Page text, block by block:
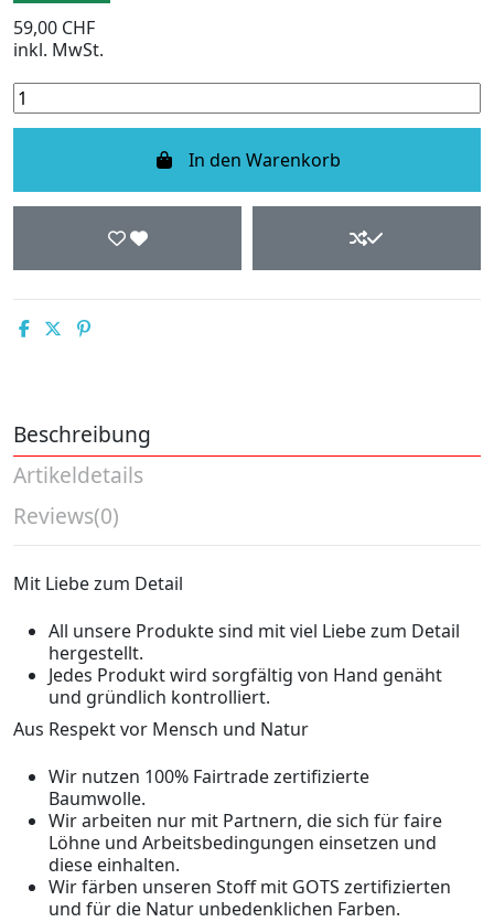
59,00 CHF
inkl. MwSt.
In den Warenkorb
Beschreibung
Artikeldetails
Reviews(0)
Mit Liebe zum Detail
All unsere Produkte sind mit viel Liebe zum Detail
hergestellt.
Jedes Produkt wird sorgfältig von Hand genäht
und gründlich kontrolliert.
Aus Respekt vor Mensch und Natur
Wir nutzen 100% Fairtrade zertifizierte
Baumwolle.
Wir arbeiten nur mit Partnern, die sich für faire
Löhne und Arbeitsbedingungen einsetzen und
diese einhalten.
Wir färben unseren Stoff mit GOTS zertifizierten
und für die Natur unbedenklichen Farben.